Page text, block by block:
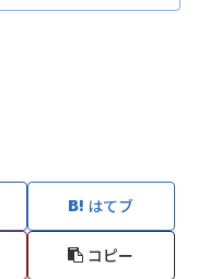
はてブ
コピー